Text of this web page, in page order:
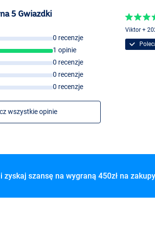
5 Gwiazdki
0 recenzje
1 opinie
0 recenzje
0 recenzje
0 recenzje
wszystkie opinie
Viktor +
zyskaj szansę na wygraną 450zł na